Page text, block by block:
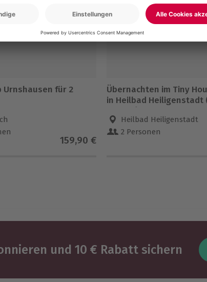
Urnshausen für 2
159,90 €
Übernachten im Tiny
in Heilbad Heiligenstadt
Nächte)
Heilbad Heiligenstadt
2 Personen
und 10 € Rabatt sichern